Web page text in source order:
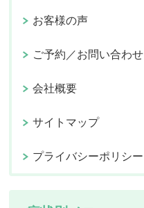
お客様の声
ご予約／お問い合わせ
会社概要
サイトマップ
プライバシーポリシー